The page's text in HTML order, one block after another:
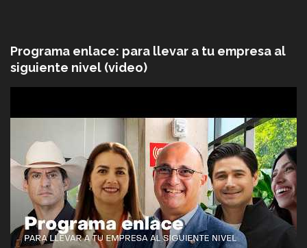
Programa enlace: para llevar a tu empresa al
siguiente nivel (video)